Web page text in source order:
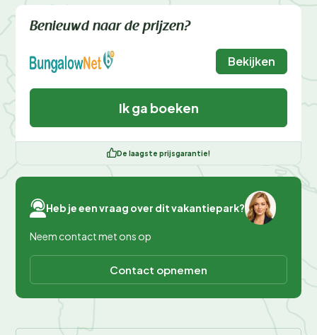
Benieuwd naar de prijzen?
Bekijken
Ik ga boeken
De laagste prijsgarantie!
Heb je een vraag over dit vakantiepark?
Neem contact met ons op
Contact opnemen